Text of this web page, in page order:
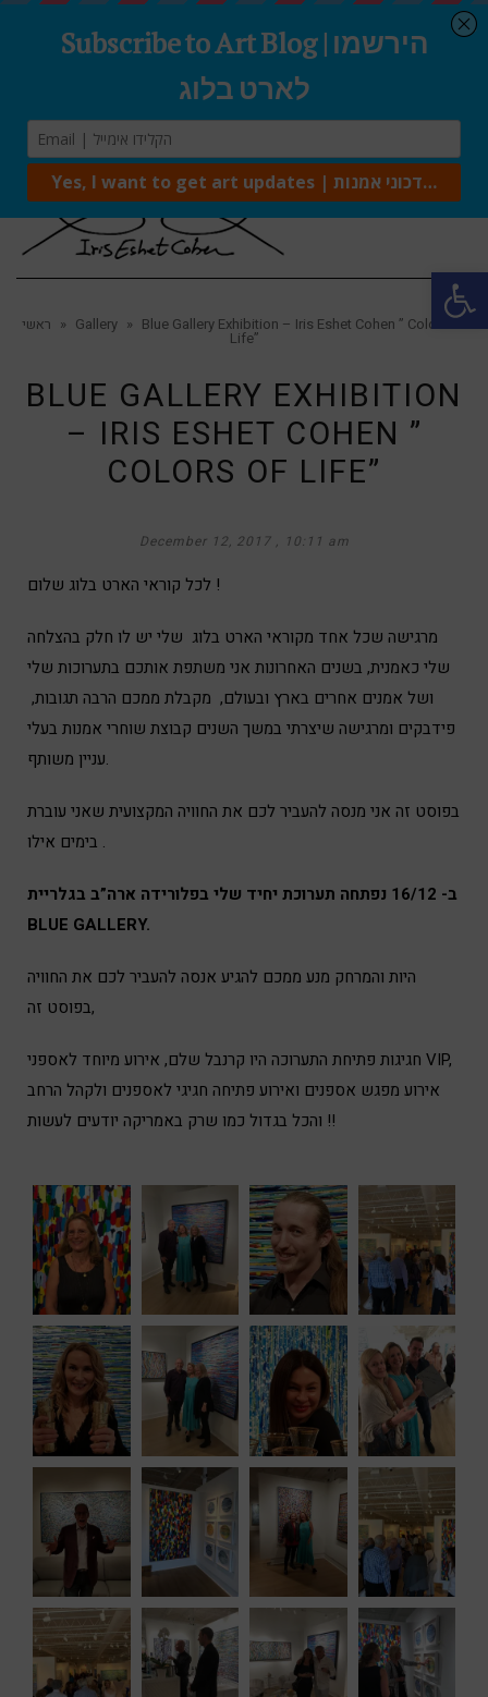
ראשי » Gallery » Blue Gallery Exhibition – Iris Eshet Cohen ” Colors of
Life”
BLUE GALLERY EXHIBITION
– IRIS ESHET COHEN ”
COLORS OF LIFE”
December 12, 2017 10:11 am
לכל קוראי הארט בלוג שלום !
מרגישה שכל אחד מקוראי הארט בלוג שלי יש לו חלק בהצלחה
שלי כאמנית, בשנים האחרונות אני משתפת אותכם בתערוכות שלי
ושל אמנים אחרים בארץ ובעולם, מקבלת ממכם הרבה תגובות,
פידבקים ומרגישה שיצרתי במשך השנים קבוצת שוחרי אמנות בעלי
עניין משותף.
בפוסט זה אני מנסה להעביר לכם את החוויה המקצועית שאני עוברת
בימים אילו .
ב- 16/12 נפתחה תערוכת יחיד שלי בפלורידה ארה”ב בגלריית
BLUE GALLERY.
היות והמרחק מנע ממכם להגיע אנסה להעביר לכם את החוויה
בפוסט זה,
חגיגות פתיחת התערוכה היו קרנבל שלם, אירוע מיוחד לאספני VIP,
אירוע מפגש אספנים ואירוע פתיחה חגיגי לאספנים ולקהל הרחב
והכל בגדול כמו שרק באמריקה יודעים לעשות !!